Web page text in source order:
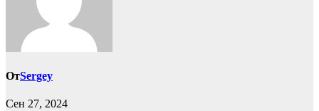
ОтSergey
Сен 27, 2024